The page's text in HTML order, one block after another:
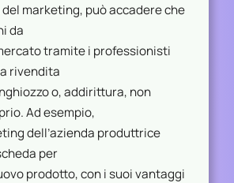
marketing, può accadere che
da
tramite i professionisti
rivendita
o, addirittura, non
Ad esempio,
dell’azienda produttrice
per
prodotto, con i suoi vantaggi